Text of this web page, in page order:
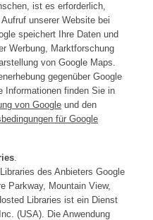
ist es erforderlich,
unserer Website bei
speichert Ihre Daten und
Werbung, Marktforschung
von Google Maps.
gegenüber Google
Informationen finden Sie in
von Google und den
für Google
.
des Anbieters Google
Parkway, Mountain View,
Libraries ist ein Dienst
(USA). Die Anwendung